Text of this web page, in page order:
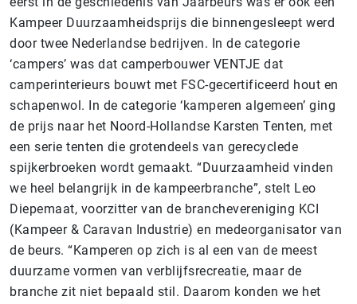
Kampeer Duurzaamheidsprijs die binnengesleept werd
door twee Nederlandse bedrijven. In de categorie
‘campers’ was dat camperbouwer VENTJE dat
camperinterieurs bouwt met FSC-gecertificeerd hout en
schapenwol. In de categorie ‘kamperen algemeen’ ging
de prijs naar het Noord-Hollandse Karsten Tenten, met
een serie tenten die grotendeels van gerecyclede
spijkerbroeken wordt gemaakt. “Duurzaamheid vinden
we heel belangrijk in de kampeerbranche”, stelt Leo
Diepemaat, voorzitter van de branchevereniging KCI
(Kampeer & Caravan Industrie) en medeorganisator van
de beurs. “Kamperen op zich is al een van de meest
duurzame vormen van verblijfsrecreatie, maar de
branche zit niet bepaald stil. Daarom konden we het